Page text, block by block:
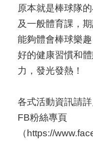
原本就是棒球隊
及一般體育課，
能夠體會棒球樂
好的健康習慣和
力，發光發熱！
各式活動資訊請
FB粉絲專頁
（https://